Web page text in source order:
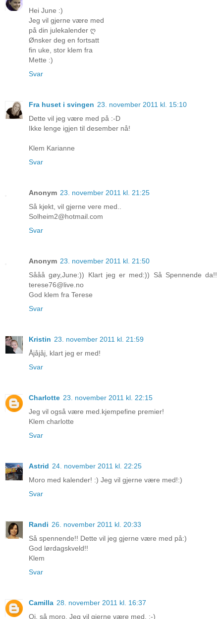
Hei June :)
Jeg vil gjerne være med
på din julekalender ღ
Ønsker deg en fortsatt
fin uke, stor klem fra
Mette :)
Svar
Fra huset i svingen 23. november 2011 kl. 15:10
Dette vil jeg være med på :-D
Ikke lenge igjen til desember nå!
Klem Karianne
Svar
Anonym 23. november 2011 kl. 21:25
Så kjekt, vil gjerne vere med..
Solheim2@hotmail.com
Svar
Anonym 23. november 2011 kl. 21:50
Sååå gøy,June:)) Klart jeg er med:)) Så Spennende da!!
terese76@live.no
God klem fra Terese
Svar
Kristin 23. november 2011 kl. 21:59
Åjåjåj, klart jeg er med!
Svar
Charlotte 23. november 2011 kl. 22:15
Jeg vil også være med.kjempefine premier!
Klem charlotte
Svar
Astrid 24. november 2011 kl. 22:25
Moro med kalender! :) Jeg vil gjerne være med!:)
Svar
Randi 26. november 2011 kl. 20:33
Så spennende!! Dette vil jeg gjerne være med på:)
God lørdagskveld!!
Klem
Svar
Camilla 28. november 2011 kl. 16:37
Oj, så moro. Jeg vil gjerne være med. :-)